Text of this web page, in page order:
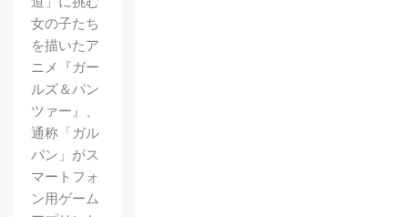
女の子たち
を描いたア
ニメ『ガー
ルズ＆パン
ツァー』、
通称「ガル
パン」がス
マートフォ
ン用ゲーム